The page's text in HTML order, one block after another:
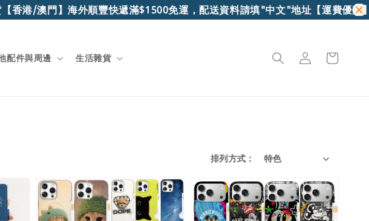
/澳門】海外順豐快遞滿$1500免運，配送資料請填"中文"地址【運費優惠】7-11
配件與周邊 生活雜貨
排列方式 :